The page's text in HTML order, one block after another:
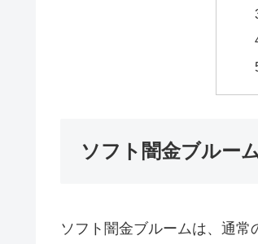
ソフト闇金ブルー
ソフト闇金ブルームは、通